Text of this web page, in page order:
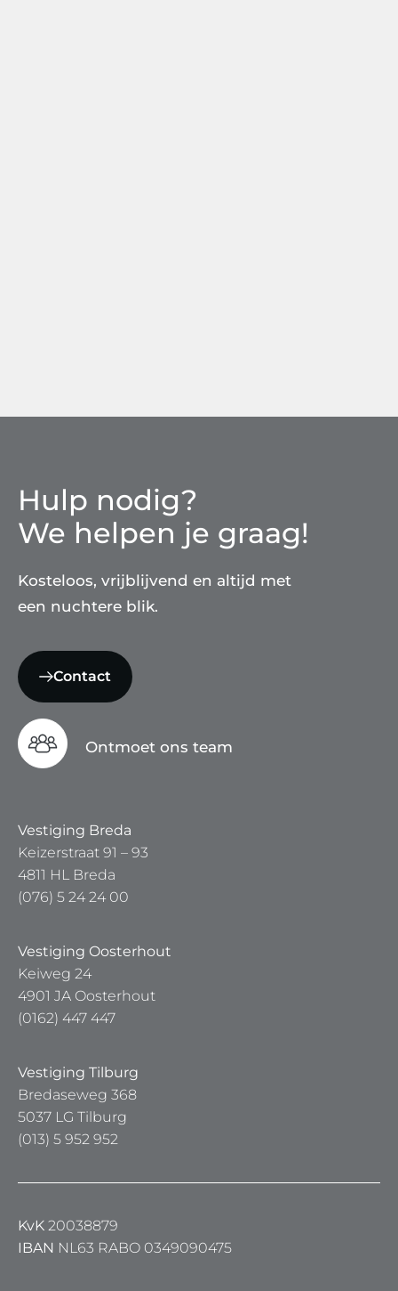
Hulp nodig?
We helpen je graag!
Kosteloos, vrijblijvend en altijd met
een nuchtere blik.
Contact
Ontmoet ons team
Vestiging Breda
Keizerstraat 91 – 93
4811 HL Breda
(076) 5 24 24 00
Vestiging Oosterhout
Keiweg 24
4901 JA Oosterhout
(0162) 447 447
Vestiging Tilburg
Bredaseweg 368
5037 LG Tilburg
(013) 5 952 952
KvK 20038879
IBAN NL63 RABO 0349090475